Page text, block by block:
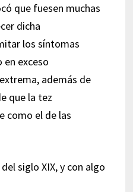
que fuesen muchas
dicha
los síntomas
en exceso
además de
que la tez
como el de las
siglo XIX, y con algo